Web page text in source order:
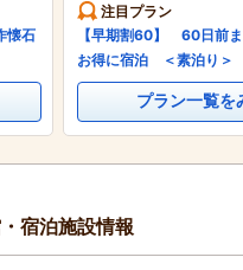
懐石
注目プラン
【早期割60】 60日前
お得に宿泊 ＜素泊り＞
プラン一覧を
宿泊施設情報